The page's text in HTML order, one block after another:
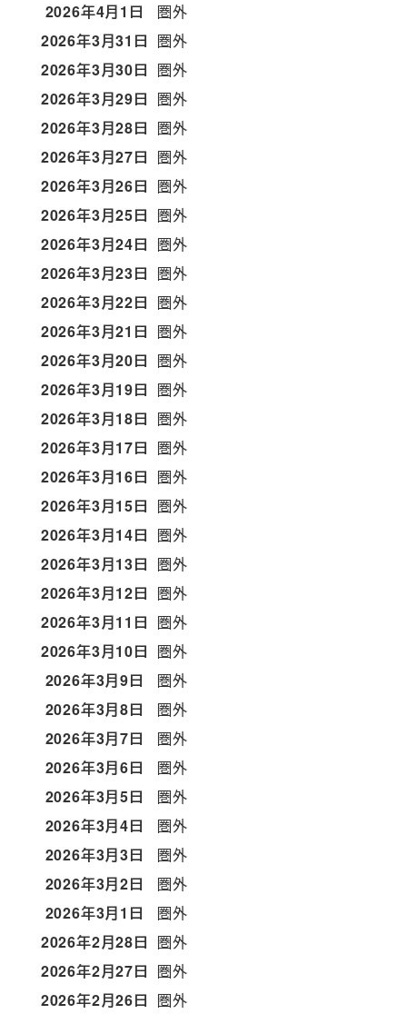
2026年4月1日
圏外
2026年3月31日 圏外
2026年3月30日 圏外
2026年3月29日 圏外
2026年3月28日 圏外
2026年3月27日 圏外
2026年3月26日 圏外
2026年3月25日 圏外
2026年3月24日 圏外
2026年3月23日 圏外
2026年3月22日 圏外
2026年3月21日 圏外
2026年3月20日 圏外
2026年3月19日 圏外
2026年3月18日 圏外
2026年3月17日 圏外
2026年3月16日 圏外
2026年3月15日 圏外
2026年3月14日 圏外
2026年3月13日 圏外
2026年3月12日 圏外
2026年3月11日 圏外
2026年3月10日 圏外
2026年3月9日
圏外
2026年3月8日
圏外
2026年3月7日
圏外
2026年3月6日
圏外
2026年3月5日
圏外
2026年3月4日
圏外
2026年3月3日
圏外
2026年3月2日
圏外
2026年3月1日
圏外
2026年2月28日 圏外
2026年2月27日 圏外
2026年2月26日 圏外